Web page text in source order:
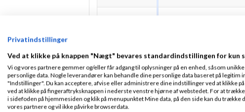
Fra Korsør
Tilmeldt 26. Feb
09
Indlæg ialt:5072
Nej - du kan ikke skrive
Og Nej til skovmose -
Men om i vil følge
Jeg har da selv
Privatindstillinger
Ved at klikke på knappen "Nægt" bevares standardindstillingen for kun
Vi og vores partnere gemmer og/eller får adgang til oplysninger på en enhed, såsom
personlige data. Nogle leverandører kan behandle dine personlige data baseret på
"Indstillinger". Du kan acceptere, afvise eller administrere dine indstillinger ved at klikke
ved at klikke på fingeraftryksknappen i nederste venstre hjørne af webstedet. For at
i sidefoden på hjemmesiden og klik på menupunktet Mine data, på den side kan du trække
vores partnere og vil ikke påvirke browserdata.